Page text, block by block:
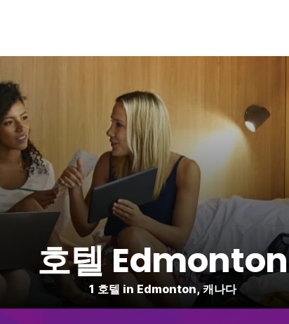
호텔 Edmonton
1 호텔 in Edmonton, 캐나다